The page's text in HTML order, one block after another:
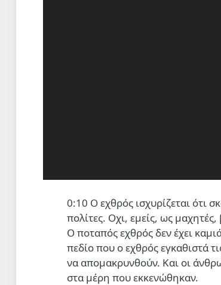
0:10 Ο εχθρός ισχυρίζεται ότι
πολίτες. Οχι, εμείς, ως
Ο ποταπός εχθρός δεν έχει
πεδίο που ο εχθρός εγκαθιστά
να απομακρυνθούν. Και οι
στα μέρη που εκκενώθηκαν.